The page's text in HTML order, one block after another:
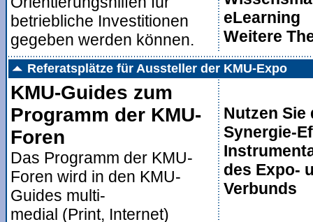
betriebliche Investitionen
gegeben werden können.
eLearning
Weitere
Referatsplätze für Aussteller der KMU-Expo
KMU-Guides zum
Programm der KMU-
Foren
Das Programm der KMU-
Foren wird in den KMU-
Guides multi-
medial (Print, Internet)
Nutzen Sie
Synergie-
des Expo-
Verbunds